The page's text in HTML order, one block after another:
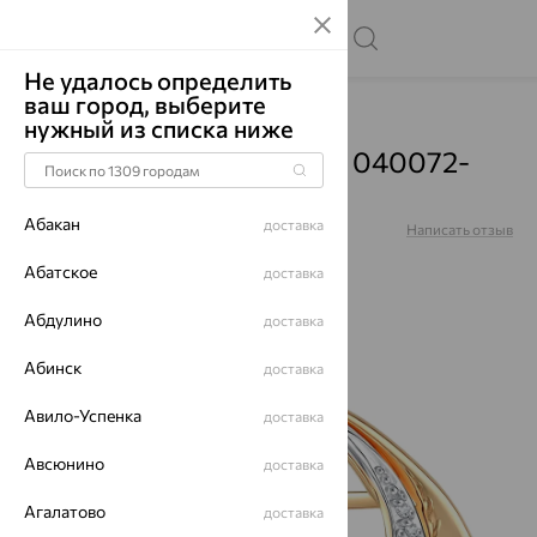
Главная Каталог Серьги Фианит
Серьги, золото, фианит, 040072-
1102
Артикул: Написать отзыв
Не удалось определить
ваш город, выберите
нужный из списка ниже
Абакан доставка
Абатское доставка
Абдулино доставка
Абинск доставка
Авило-Успенка доставка
Авсюнино доставка
Агалатово доставка